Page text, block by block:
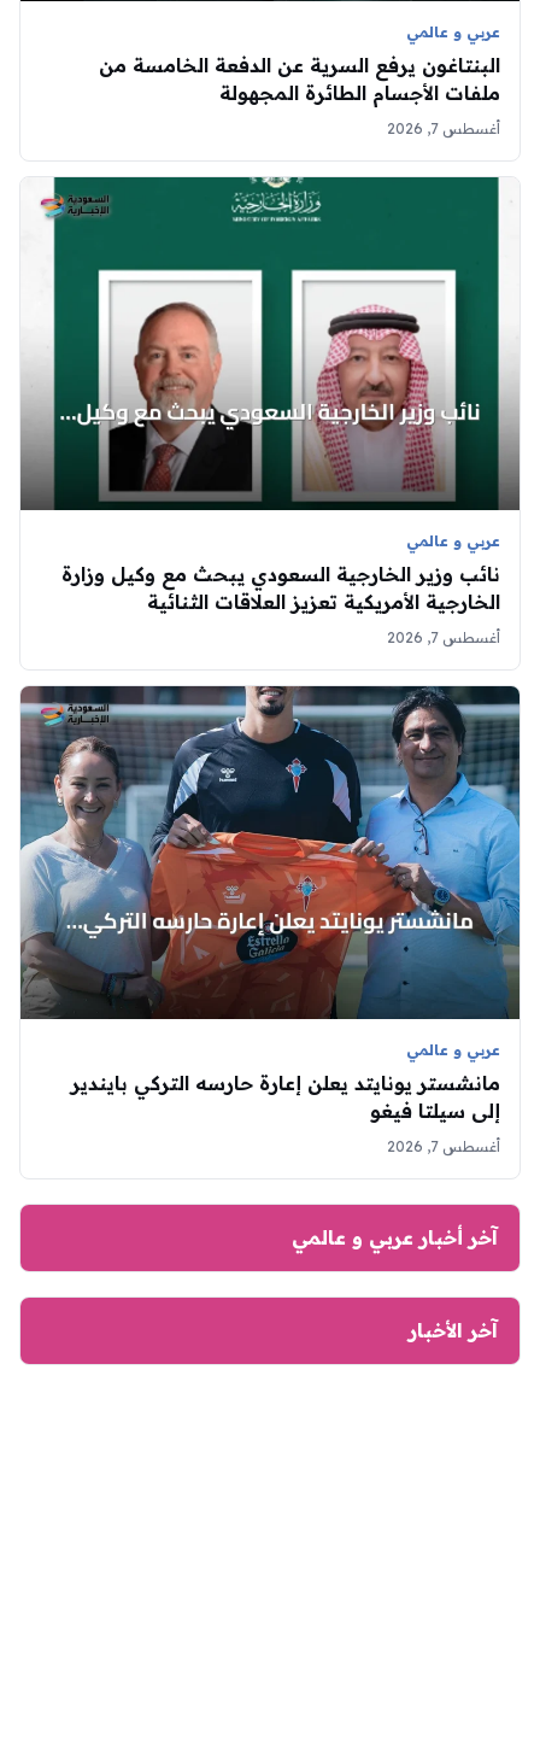
عربي و عالمي
البنتاغون يرفع السرية عن الدفعة الخامسة من
ملفات الأجسام الطائرة المجهولة
أغسطس 7, 2026
عربي و عالمي
نائب وزير الخارجية السعودي يبحث مع وكيل وزارة
الخارجية الأمريكية تعزيز العلاقات الثنائية
أغسطس 7, 2026
عربي و عالمي
مانشستر يونايتد يعلن إعارة حارسه التركي بايندير
إلى سيلتا فيغو
أغسطس 7, 2026
آخر أخبار عربي و عالمي
آخر الأخبار